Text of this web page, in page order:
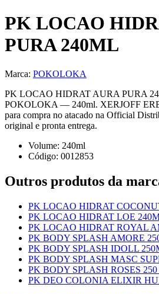
PK LOCAO
PURA 240ML
Marca: POKOLOKA
PK LOCAO HIDRAT AURA PURA
POKOLOKA — 240ml. XERJOFF
para compra no atacado na Official
original e pronta entrega.
Volume: 240ml
Código: 0012853
Outros produtos da
PK LOCAO HIDRAT
PK LOCAO HIDRAT LOE
PK LOCAO HIDRAT ROYAL
PK BODY SPLASH AMORE
PK BODY SPLASH IDOLL
PK BODY SPLASH MASC
PK BODY SPLASH ROSES
PK DEO COLONIA ELIXIR